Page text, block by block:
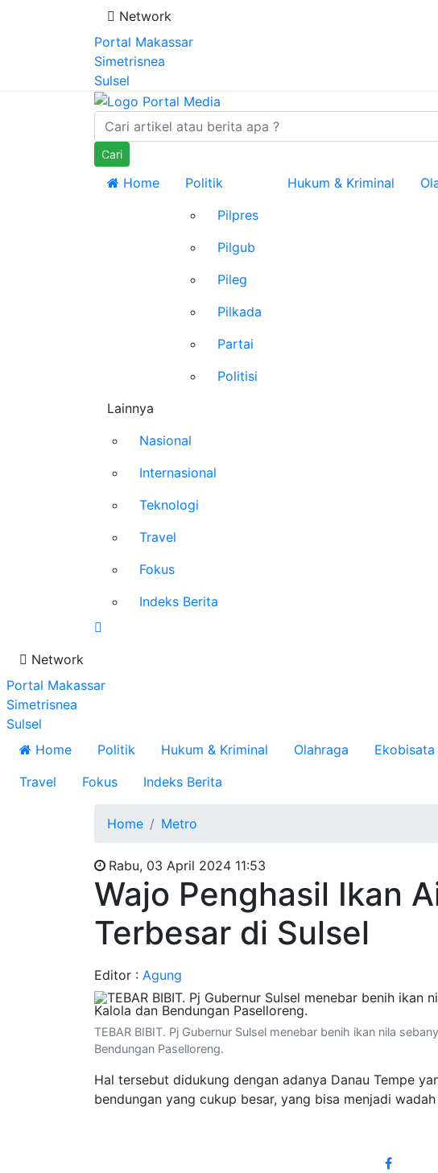
Network
Portal Makassar
Simetrisnea
Sulsel
Cari
Home
Politik
Pilpres
Pilgub
Pileg
Pilkada
Partai
Politisi
Hukum & Kriminal
Lainnya
Nasional
Internasional
Teknologi
Travel
Fokus
Indeks Berita
Network
Portal Makassar
Simetrisnea
Sulsel
Home
Politik Hukum & Kriminal Olahraga Ekobisata
Travel
Fokus Indeks Berita
Home Metro
Rabu, 03 April 2024 11:53
Wajo Penghasil Ikan
Terbesar di Sulsel
Editor : Agung
TEBAR BIBIT. Pj Gubernur Sulsel menebar benih ikan nila
Bendungan Paselloreng.
Hal tersebut didukung dengan adanya Danau Tempe
bendungan yang cukup besar, yang bisa menjadi